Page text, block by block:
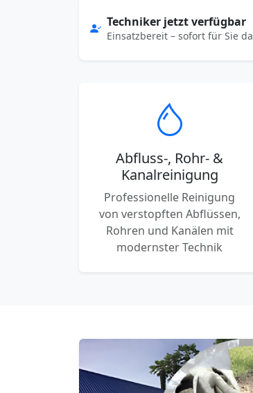
Techniker jetzt verfügbar
Einsatzbereit – sofort für Sie da
Abfluss-, Rohr- &
Kanalreinigung
Professionelle Reinigung
von verstopften Abflüssen,
Rohren und Kanälen mit
modernster Technik